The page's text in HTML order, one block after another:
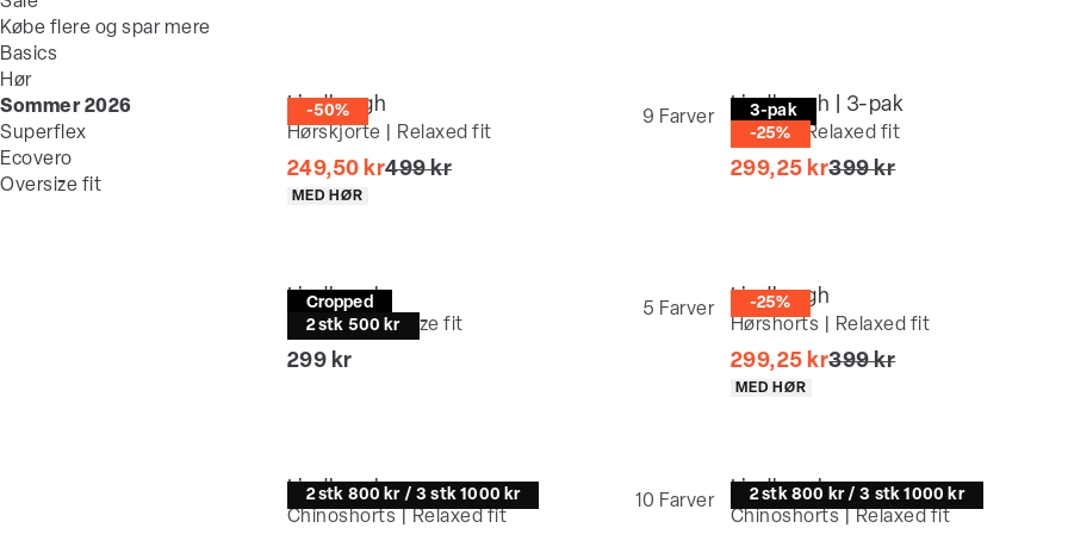
Købe flere og spar mere
Basics
Hør
Sommer 2026
Superflex
Ecovero
Oversize fit
-50%
Lindbergh
Hørskjorte | Relaxed fit
9 Farver
249,50 krI alt (uden rabat)
499 kr
Produkt egenskaber
MED HØR
3-pak
-25%
Lindbergh | 3-pak
T-shirt | Relaxed fit
299,25 krI alt (uden rabat)
399 kr
Cropped
2 stk 500 kr
Lindbergh
T-shirt | Oversize fit
5 Farver
I alt (inkl. rabat)
299 kr
-25%
Lindbergh
Hørshorts | Relaxed fit
299,25 krI alt (uden rabat)
399 kr
Produkt egenskaber
MED HØR
2 stk 800 kr / 3 stk 1000 kr
Lindbergh
Chinoshorts | Relaxed fit
10 Farver 2 stk 800 kr / 3 stk 1000 kr
Lindbergh
Chinoshorts | Relaxed fit